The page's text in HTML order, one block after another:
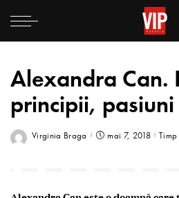
Alexandra Can.
principii, pasiuni
Virginia Braga mai 7, 2018